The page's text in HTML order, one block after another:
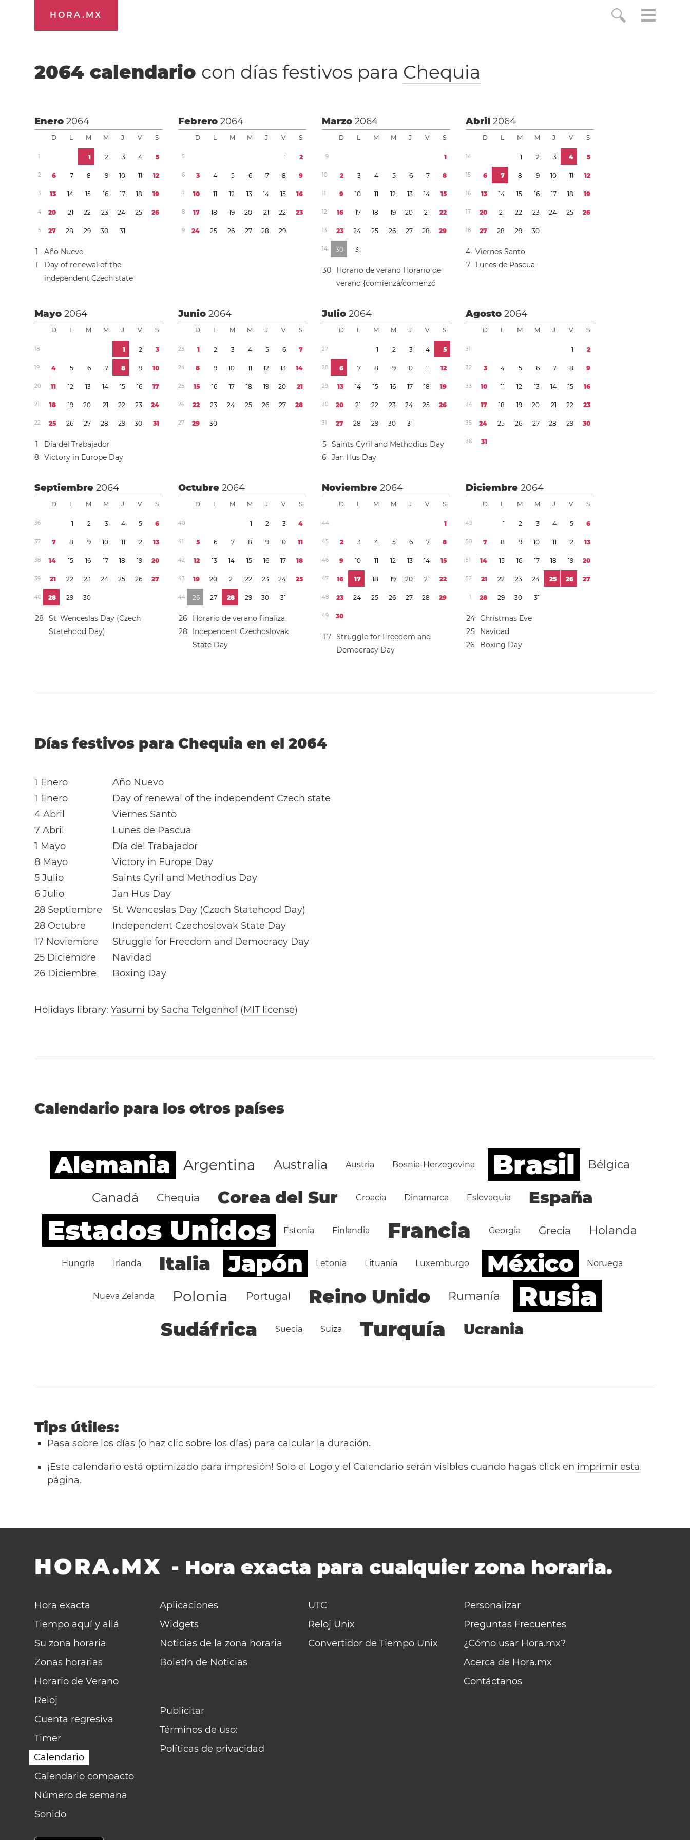
HORA.MX
2064 calendario con días festivos para Chequia
Enero2064
D L M M J V S
1 1 2 3 4 5
2 6 7 8 9 10 11 12
3 13 14 15 16 17 18 19
4 20 21 22 23 24 25 26
5 27 28 29 30 31
1
Año Nuevo
1
Day of renewal of the
independent Czech state
Febrero2064
D L M M J V S
5 1 2
6 3 4 5 6 7 8 9
7 10 11 12 13 14 15 16
8 17 18 19 20 21 22 23
9 24 25 26 27 28 29
Marzo2064
D L M M J V S
9 1
10 2 3 4 5 6 7 8
11 9 10 11 12 13 14 15
12 16 17 18 19 20 21 22
13 23 24 25 26 27 28 29
14 30 31
30 Horario de verano Horario de
verano {comienza/comenzó
Abril2064
D L M M J V S
14 1 2 3 4 5
15 6 7 8 9 10 11 12
16 13 14 15 16 17 18 19
17 20 21 22 23 24 25 26
18 27 28 29 30
4 Viernes Santo
7
Lunes de Pascua
Mayo2064
D L M M J V S
18 1 2 3
19 4 5 6 7 8 9 10
20 11 12 13 14 15 16 17
21 18 19 20 21 22 23 24
22 25 26 27 28 29 30 31
1
Día del Trabajador
8 Victory in Europe Day
Junio2064
D L M M J V S
23 1 2 3 4 5 6 7
24 8 9 10 11 12 13 14
25 15 16 17 18 19 20 21
26 22 23 24 25 26 27 28
27 29 30
Julio2064
D L M M J V S
27 1 2 3 4 5
28 6 7 8 9 10 11 12
29 13 14 15 16 17 18 19
30 20 21 22 23 24 25 26
31 27 28 29 30 31
5 Saints Cyril and Methodius Day
6
Jan Hus Day
Agosto2064
D L M M J V S
31 1 2
32 3 4 5 6 7 8 9
33 10 11 12 13 14 15 16
34 17 18 19 20 21 22 23
35 24 25 26 27 28 29 30
36 31
Septiembre2064
D L M M J V S
36 1 2 3 4 5 6
37 7 8 9 10 11 12 13
38 14 15 16 17 18 19 20
39 21 22 23 24 25 26 27
40 28 29 30
28 St. Wenceslas Day (Czech
Statehood Day)
Octubre2064
D L M M J V S
40 1 2 3 4
41 5 6 7 8 9 10 11
42 12 13 14 15 16 17 18
43 19 20 21 22 23 24 25
44 26 27 28 29 30 31
26 Horario de verano finaliza
28
Independent Czechoslovak
State Day
Noviembre2064
D L M M J V S
44 1
45 2 3 4 5 6 7 8
46 9 10 11 12 13 14 15
47 16 17 18 19 20 21 22
48 23 24 25 26 27 28 29
49 30
1 7 Struggle for Freedom and
Democracy Day
Diciembre2064
D L M M J V S
49 1 2 3 4 5 6
50 7 8 9 10 11 12 13
51 14 15 16 17 18 19 20
52 21 22 23 24 25 26 27
1 28 29 30 31
24 Christmas Eve
25
Navidad
26 Boxing Day
Días festivos para Chequia en el 2064
1 Enero
Año Nuevo
1 Enero
Day of renewal of the independent Czech state
4 Abril
Viernes Santo
7 Abril
Lunes de Pascua
1 Mayo
Día del Trabajador
8 Mayo
Victory in Europe Day
5 Julio
Saints Cyril and Methodius Day
6 Julio
Jan Hus Day
28 Septiembre
St. Wenceslas Day (Czech Statehood Day)
28 Octubre
Independent Czechoslovak State Day
17 Noviembre
Struggle for Freedom and Democracy Day
25 Diciembre
Navidad
26 Diciembre
Boxing Day
Holidays library:Yasumi by Sacha Telgenhof(MIT license)
Calendario para los otros países
Alemania Argentina Australia Austria Bosnia-Herzegovina Brasil Bélgica
Canadá Chequia Corea del Sur Croacia Dinamarca Eslovaquia España
Estados Unidos Estonia Finlandia Francia Georgia Grecia Holanda
Hungría Irlanda Italia Japón Letonia Lituania Luxemburgo México Noruega
Nueva Zelanda Polonia Portugal Reino Unido Rumanía Rusia
Sudáfrica Suecia Suiza Turquía Ucrania
Tips útiles:
Pasa sobre los días (o haz clic sobre los días) para calcular la duración.
¡Este calendario está optimizado para impresión! Solo el Logo y el Calendario serán visibles cuando hagas click en imprimir esta
página.
HORA.MX - Hora exacta para cualquier zona horaria.
Hora exacta
Tiempo aquí y allá
Su zona horaria
Zonas horarias
Horario de Verano
Reloj
Cuenta regresiva
Timer
Calendario
Calendario compacto
Número de semana
Sonido
Aplicaciones
Widgets
Noticias de la zona horaria
Boletín de Noticias
UTC
Reloj Unix
Convertidor de Tiempo Unix
Personalizar
Preguntas Frecuentes
¿Cómo usar Hora.mx?
Acerca de Hora.mx
Contáctanos
Publicitar
Términos de uso:
Políticas de privacidad